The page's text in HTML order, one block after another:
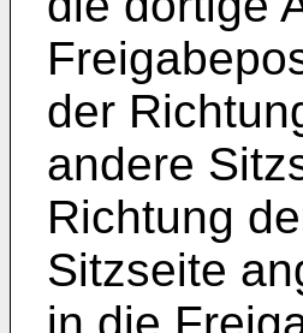
der
andere
Richtung
Sitzseite